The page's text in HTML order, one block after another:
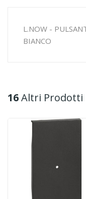
L.NOW -
BIANCO
16Altri Prodotti